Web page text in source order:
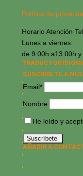
Política de
Horario Atención
Lunes a viernes:
de 9:00h a13:00h
TRADUCTOR
SUSCRÍBETE A
Email*
Nombre
He leído y
AÑADIR A